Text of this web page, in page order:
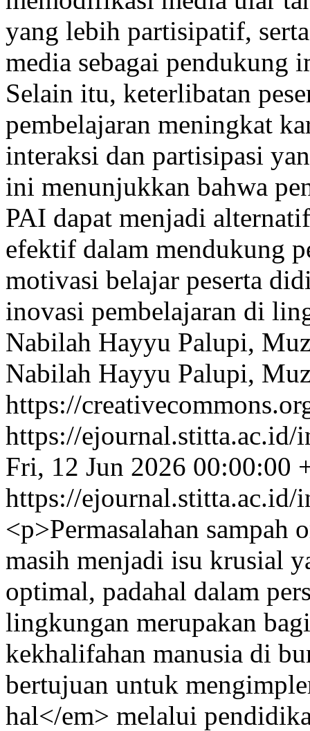
yang lebih partisipatif,
media sebagai pendukung
Selain itu, keterlibatan
pembelajaran meningkat
interaksi dan partisipasi
ini menunjukkan bahwa
PAI dapat menjadi
efektif dalam mendukung
motivasi belajar peserta
inovasi pembelajaran di
Nabilah Hayyu Palupi,
Nabilah Hayyu Palupi,
https://
https://ejournal.stitta.ac.id/
Fri, 12 Jun 2026 00:00:00
https://ejournal.stitta.ac.id/
<p>Permasalahan
masih menjadi isu krusial
optimal, padahal dalam
lingkungan merupakan
kekhalifahan manusia di
bertujuan untuk
hal</em> melalui